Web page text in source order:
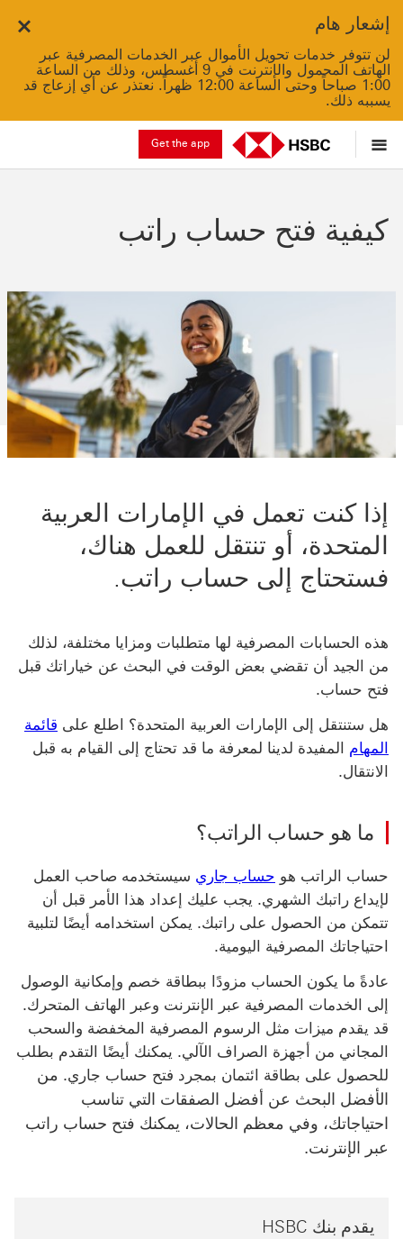
إشعار هام
Close
لن تتوفر خدمات تحويل الأموال عبر الخدمات المصرفية عبر
الهاتف المحمول والإنترنت في 9 أغسطس، وذلك من الساعة
1:00 صباحاً وحتى الساعة 12:00 ظهراً. نعتذر عن أي إزعاج قد
يسببه ذلك.
Get the app
كيفية فتح حساب راتب
إذا كنت تعمل في الإمارات العربية
المتحدة، أو تنتقل للعمل هناك،
فستحتاج إلى حساب راتب.
هذه الحسابات المصرفية لها متطلبات ومزايا مختلفة، لذلك
من الجيد أن تقضي بعض الوقت في البحث عن خياراتك قبل
فتح حساب.
هل ستنتقل إلى الإمارات العربية المتحدة؟ اطلع على قائمة
المهام المفيدة لدينا لمعرفة ما قد تحتاج إلى القيام به قبل
الانتقال.
ما هو حساب الراتب؟
حساب الراتب هو حساب جاري سيستخدمه صاحب العمل
لإيداع راتبك الشهري. يجب عليك إعداد هذا الأمر قبل أن
تتمكن من الحصول على راتبك. يمكن استخدامه أيضًا لتلبية
احتياجاتك المصرفية اليومية.
عادةً ما يكون الحساب مزودًا ببطاقة خصم وإمكانية الوصول
إلى الخدمات المصرفية عبر الإنترنت وعبر الهاتف المتحرك.
قد يقدم ميزات مثل الرسوم المصرفية المخفضة والسحب
المجاني من أجهزة الصراف الآلي. يمكنك أيضًا التقدم بطلب
للحصول على بطاقة ائتمان بمجرد فتح حساب جاري. من
الأفضل البحث عن أفضل الصفقات التي تناسب
احتياجاتك، وفي معظم الحالات، يمكنك فتح حساب راتب
عبر الإنترنت.
يقدم بنك HSBC